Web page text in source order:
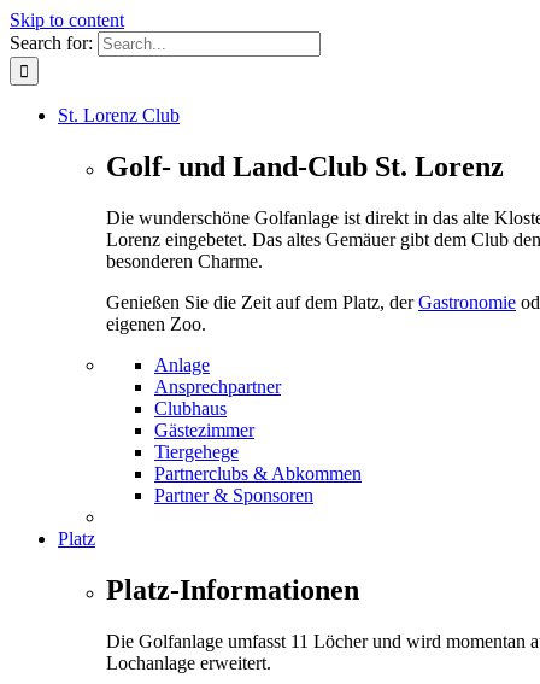
Skip to content
Search for:
St. Lorenz Club
Golf- und Land-Club St. Lorenz
Die wunderschöne Golfanlage ist direkt in das alte
Lorenz eingebetet. Das altes Gemäuer gibt dem Club
besonderen Charme.
Genießen Sie die Zeit auf dem Platz, derGastronomie
eigenen Zoo.
Anlage
Ansprechpartner
Clubhaus
Gästezimmer
Tiergehege
Partnerclubs & Abkommen
Partner & Sponsoren
Platz
Platz-Informationen
Die Golfanlage umfasst 11 Löcher und wird momentan
Lochanlage erweitert.